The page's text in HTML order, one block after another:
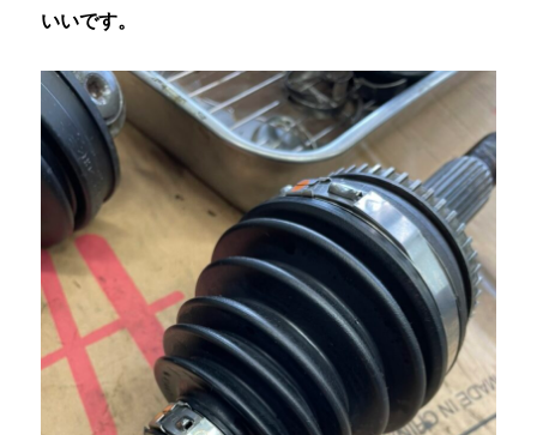
いいです。